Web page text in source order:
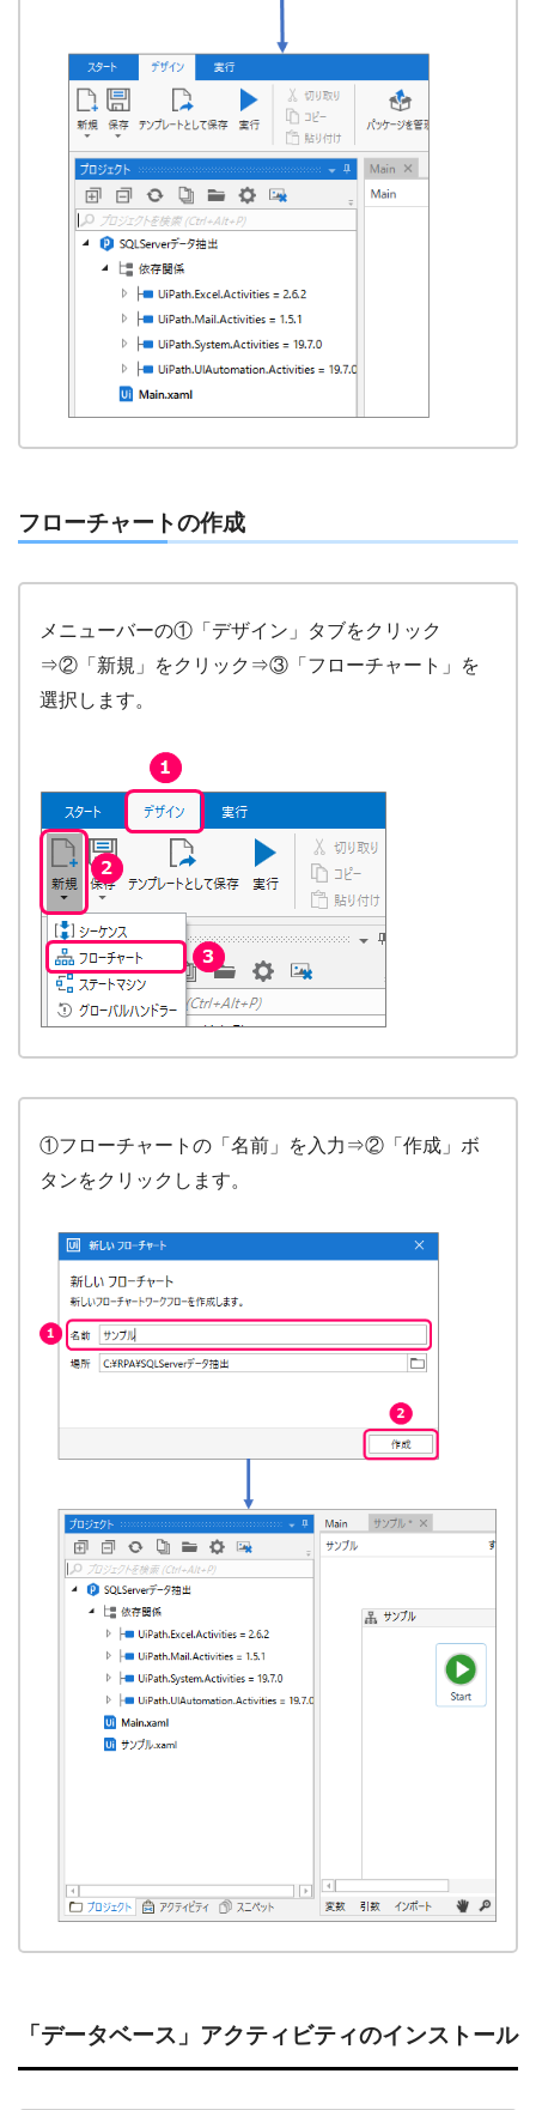
フローチャートの作成
メニューバーの①「デザイン」タブをクリック
⇒②「新規」をクリック⇒③「フローチャート」を
選択します。
①フローチャートの「名前」を入力⇒②「作成」ボ
タンをクリックします。
「データベース」アクティビティのインストール